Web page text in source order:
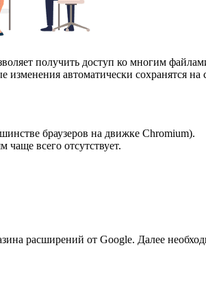
получить доступ ко многим
изменения автоматически сохранятся
браузеров на движке Chromium).
чаще всего отсутствует.
расширений от Google. Далее